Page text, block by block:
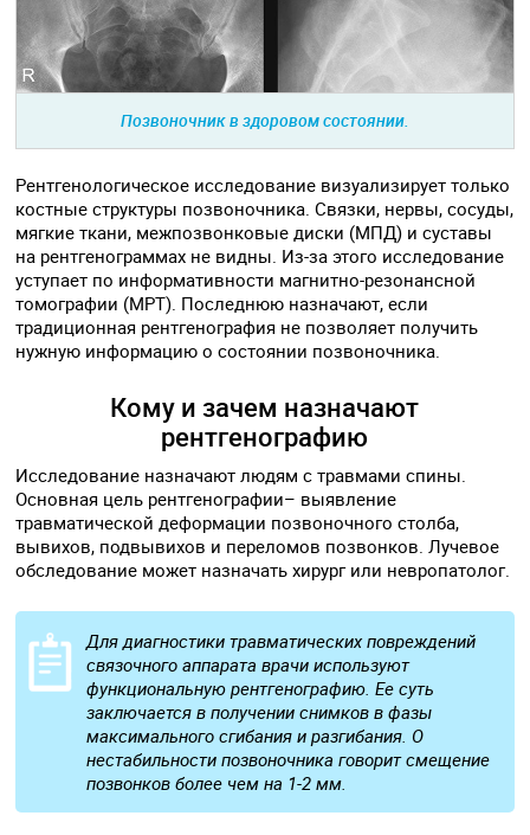
Позвоночник в здоровом состоянии.
Рентгенологическое исследование визуализирует только
костные структуры позвоночника. Связки, нервы, сосуды,
мягкие ткани, межпозвонковые диски (МПД) и суставы
на рентгенограммах не видны. Из-за этого исследование
уступает по информативности магнитно-резонансной
томографии (МРТ). Последнюю назначают, если
традиционная рентгенография не позволяет получить
нужную информацию о состоянии позвоночника.
Кому и зачем назначают
рентгенографию
Исследование назначают людям с травмами спины.
Основная цель рентгенографии– выявление
травматической деформации позвоночного столба,
вывихов, подвывихов и переломов позвонков. Лучевое
обследование может назначать хирург или невропатолог.
Для диагностики травматических повреждений
связочного аппарата врачи используют
функциональную рентгенографию. Ее суть
заключается в получении снимков в фазы
максимального сгибания и разгибания. О
нестабильности позвоночника говорит смещение
позвонков более чем на 1-2 мм.